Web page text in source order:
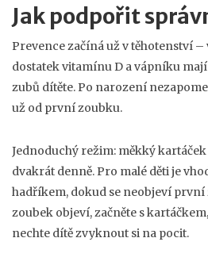
Jak podpořit
Prevence začíná už v těhotenství
dostatek vitamínu D a vápníku
zubů dítěte. Po narození
už od první zoubku.
Jednoduchý režim: měkký
dvakrát denně. Pro malé děti je
hadříkem, dokud se neobjeví první
zoubek objeví, začněte s
nechte dítě zvyknout si na pocit.